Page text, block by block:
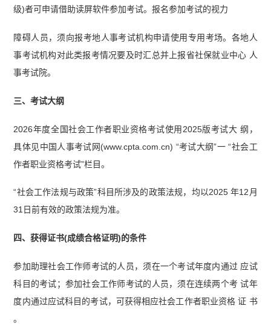
级)者可申请借助读屏软件参加考试。报名参加考试的视力
障碍人员，须向报考地人事考试机构申请使用专用考场。各地人
事考试机构对此类报考情况要及时汇总并上报省社保就业中心 人
事考试院。
三、考试大纲
2026年度全国社会工作者职业资格考试使用2025版考试大 纲，
具体见中国人事考试网(www.cpta.com.cn) “考试大纲”一 “社会工
作者职业资格考试”栏目。
“社会工作法规与政策”科目所涉及的政策法规，均以2025 年12月
31日前有效的政策法规为准。
四、获得证书(成绩合格证明)的条件
参加助理社会工作师考试的人员，须在一个考试年度内通过 应试
科目的考试；参加社会工作师考试的人员，须在连续两个考 试年
度内通过应试科目的考试，可获得相应社会工作者职业资格 证 书
。